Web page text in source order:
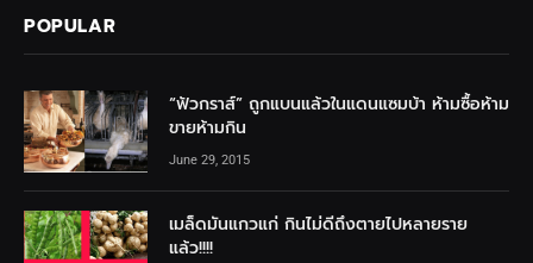
POPULAR
“ฟัวกราส์” ถูกแบนแล้วในแดนแซมบ้า ห้ามซื้อห้าม
ขายห้ามกิน
June 29, 2015
เมล็ดมันแกวแก่ กินไม่ดีถึงตายไปหลายราย
แล้ว!!!!